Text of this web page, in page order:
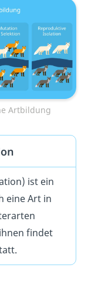
Artbildung
ist ein
eine Art in
findet